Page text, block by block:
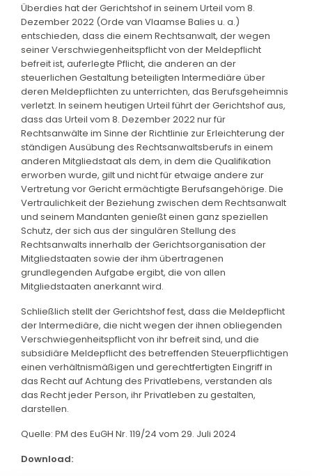
Überdies hat der Gerichtshof in seinem Urteil vom 8.
Dezember 2022 (Orde van Vlaamse Balies u. a.)
entschieden, dass die einem Rechtsanwalt, der wegen
seiner Verschwiegenheitspflicht von der Meldepflicht
befreit ist, auferlegte Pflicht, die anderen an der
steuerlichen Gestaltung beteiligten Intermediäre über
deren Meldepflichten zu unterrichten, das Berufsgeheimnis
verletzt. In seinem heutigen Urteil führt der Gerichtshof aus,
dass das Urteil vom 8. Dezember 2022 nur für
Rechtsanwälte im Sinne der Richtlinie zur Erleichterung der
ständigen Ausübung des Rechtsanwaltsberufs in einem
anderen Mitgliedstaat als dem, in dem die Qualifikation
erworben wurde, gilt und nicht für etwaige andere zur
Vertretung vor Gericht ermächtigte Berufsangehörige. Die
Vertraulichkeit der Beziehung zwischen dem Rechtsanwalt
und seinem Mandanten genießt einen ganz speziellen
Schutz, der sich aus der singulären Stellung des
Rechtsanwalts innerhalb der Gerichtsorganisation der
Mitgliedstaaten sowie der ihm übertragenen
grundlegenden Aufgabe ergibt, die von allen
Mitgliedstaaten anerkannt wird.
Schließlich stellt der Gerichtshof fest, dass die Meldepflicht
der Intermediäre, die nicht wegen der ihnen obliegenden
Verschwiegenheitspflicht von ihr befreit sind, und die
subsidiäre Meldepflicht des betreffenden Steuerpflichtigen
einen verhältnismäßigen und gerechtfertigten Eingriff in
das Recht auf Achtung des Privatlebens, verstanden als
das Recht jeder Person, ihr Privatleben zu gestalten,
darstellen.
Quelle: PM des EuGH Nr. 119/24 vom 29. Juli 2024
Download: